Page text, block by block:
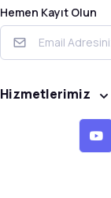
Hemen Kayıt Olun
Hizmetlerimiz